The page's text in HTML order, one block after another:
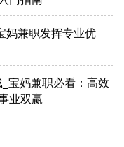
妈兼职发挥专业优
宝妈兼职必看：高效
业双赢